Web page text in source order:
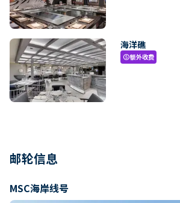
海洋礁
paid额外收费
邮轮信息
MSC海岸线号